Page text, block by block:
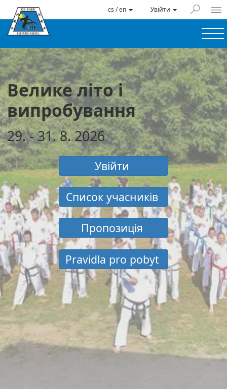
cs / en Увійти
Велике літо і
випробування
29. - 31. 8. 2026
Увійти
Список учасників
Пропозиція
Pravidla pro pobyt